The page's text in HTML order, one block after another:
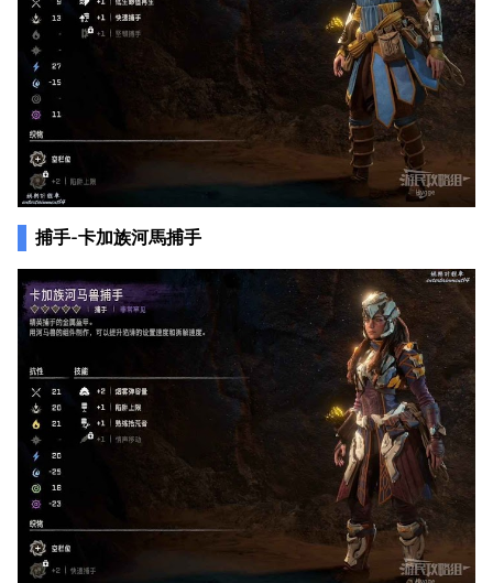
捕手-卡加族河馬捕手